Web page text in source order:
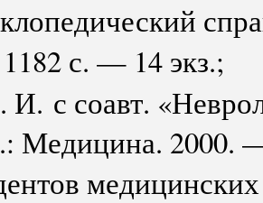
с. — 14 экз.;
И. с соавт.
Медицина. 2000.